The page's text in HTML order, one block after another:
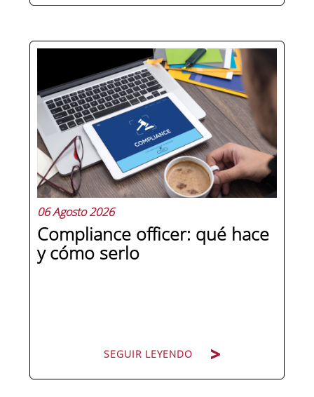
Hay personas que ocupan puestos de
dirección y hay personas que lideran.
La diferencia no está en el cargo ni en
la antigüedad, sino en un conjunto de
competencias que se pueden
aprender, practicar y medir. Si te
preguntas qué separa a un directivo...
06 Agosto 2026
Compliance officer: qué hace
y cómo serlo
SEGUIR LEYENDO